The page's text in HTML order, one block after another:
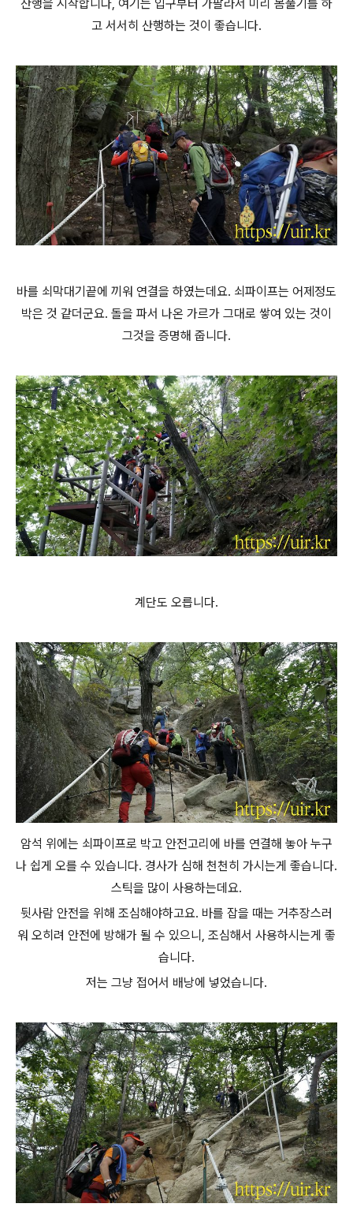
산행을 시작합니다, 여기는 입구부터 가팔라서 미리 몸풀기를 하
고 서서히 산행하는 것이 좋습니다.
바를 쇠막대기끝에 끼워 연결을 하였는데요. 쇠파이프는 어제정도
박은 것 같더군요. 돌을 파서 나온 가르가 그대로 쌓여 있는 것이
그것을 증명해 줍니다.
계단도 오릅니다.
암석 위에는 쇠파이프로 박고 안전고리에 바를 연결해 놓아 누구
나 쉽게 오를 수 있습니다. 경사가 심해 천천히 가시는게 좋습니다.
스틱을 많이 사용하는데요.
뒷사람 안전을 위해 조심해야하고요. 바를 잡을 때는 거추장스러
워 오히려 안전에 방해가 될 수 있으니, 조심해서 사용하시는게 좋
습니다.
저는 그냥 접어서 배낭에 넣었습니다.